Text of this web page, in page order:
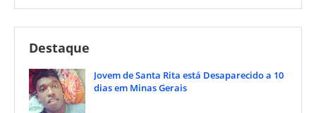
Destaque
Jovem de Santa Rita está Desaparecido a 10
dias em Minas Gerais